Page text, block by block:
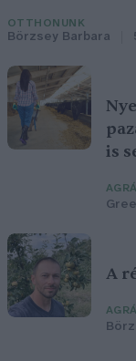
OTTHONUNK
Börzsey Barbara
is
A